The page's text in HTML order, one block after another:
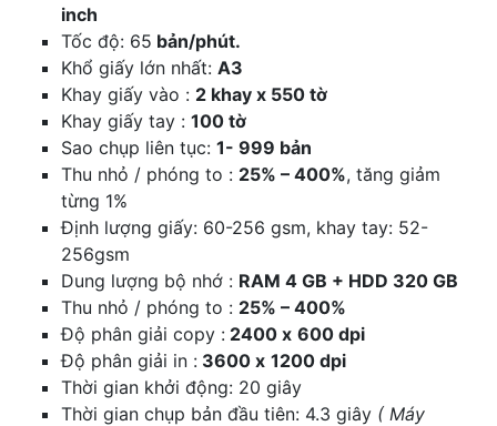
inch
Tốc độ: 65 bản/phút.
Khổ giấy lớn nhất: A3
Khay giấy vào : 2 khay x 550 tờ
Khay giấy tay : 100 tờ
Sao chụp liên tục: 1- 999 bản
Thu nhỏ / phóng to : 25% – 400%, tăng giảm
từng 1%
Định lượng giấy: 60-256 gsm, khay tay: 52-
256gsm
Dung lượng bộ nhớ : RAM 4 GB + HDD 320 GB
Thu nhỏ / phóng to : 25% – 400%
Độ phân giải copy : 2400 x 600 dpi
Độ phân giải in : 3600 x 1200 dpi
Thời gian khởi động: 20 giây
Thời gian chụp bản đầu tiên: 4.3 giây ( Máy